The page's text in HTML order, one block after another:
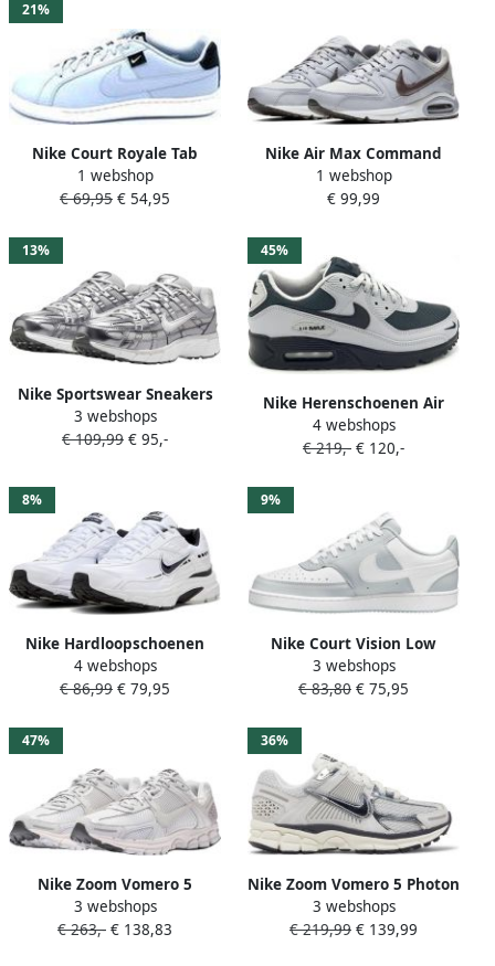
21%
Nike Court Royale Tab
sneakers lichtgrijs zwart
1 webshop
€ 69,95 € 54,95
Nike Air Max Command
Leather 749760-012 Heren
Sneaker Sportschoenen
1 webshop
€ 99,99
13%
Nike Sportswear Sneakers
laag 'P-6000' lichtgrijs zilver
wit
3 webshops
€ 109,99 € 95,-
45%
Nike Herenschoenen Air
Max 90 Grijs- Heren Grijs
4 webshops
€ 219,- € 120,-
8%
Nike Hardloopschoenen
Chaussures de running
Initiator synthétique
4 webshops
€ 86,99 € 79,95
9%
Nike Court Vision Low
Heren Sneakers Hm9862-
002 Kleur Grijs-multicolour
3 webshops
€ 83,80 € 75,95
47%
Nike Zoom Vomero 5
Sneakers Schoenen vast
grey vast grey-black-sail
3 webshops
€ 263,- € 138,83
36%
Nike Zoom Vomero 5 Photon
Dust Gridiron Sail Chrome-
Photon Dust Gridiron Sail
3 webshops
€ 219,99 € 139,99